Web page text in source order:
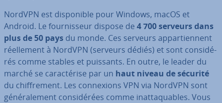
NordVPN est dis­po­nible pour Windows, macOS et
Android. Le four­nis­seur dispose de 4 700 serveurs dans
plus de 50 pays du monde. Ces serveurs ap­par­tien­nent
réel­le­ment à NordVPN (serveurs dédiés) et sont con­si­dé­
rés comme stables et puissants. En outre, le leader du
marché se ca­rac­té­rise par un haut niveau de sécurité
du chif­fre­ment. Les con­nexions VPN via NordVPN sont
gé­né­ra­le­ment con­si­dé­rées comme inat­ta­quables. Vous